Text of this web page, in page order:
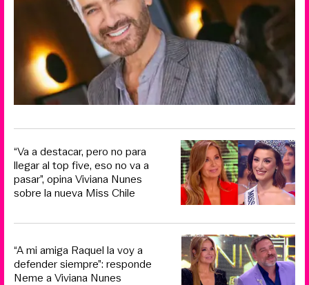
“Va a destacar, pero no para
llegar al top five, eso no va a
pasar”, opina Viviana Nunes
sobre la nueva Miss Chile
“A mi amiga Raquel la voy a
defender siempre”: responde
Neme a Viviana Nunes